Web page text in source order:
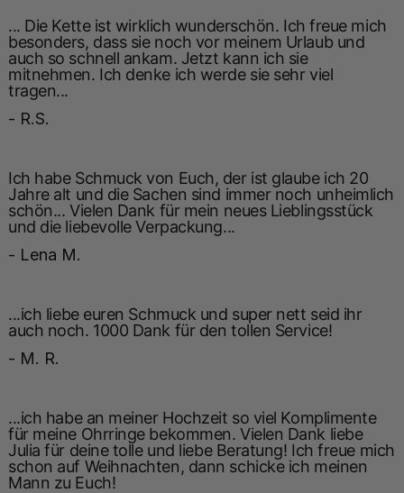
... Die Kette ist wirklich wunderschön. Ich freue mich
besonders, dass sie noch vor meinem Urlaub und
auch so schnell ankam. Jetzt kann ich sie
mitnehmen. Ich denke ich werde sie sehr viel
tragen...
- R.S.
Ich habe Schmuck von Euch, der ist glaube ich 20
Jahre alt und die Sachen sind immer noch unheimlich
schön... Vielen Dank für mein neues Lieblingsstück
und die liebevolle Verpackung...
- Lena M.
...ich liebe euren Schmuck und super nett seid ihr
auch noch. 1000 Dank für den tollen Service!
- M. R.
...ich habe an meiner Hochzeit so viel Komplimente
für meine Ohrringe bekommen. Vielen Dank liebe
Julia für deine tolle und liebe Beratung! Ich freue mich
schon auf Weihnachten, dann schicke ich meinen
Mann zu Euch!